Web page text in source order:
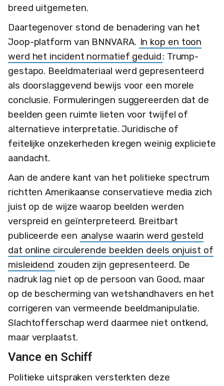
breed uitgemeten.
Daartegenover stond de benadering van het
Joop-platform van BNNVARA. In kop en toon
werd het incident normatief geduid: Trump-
gestapo. Beeldmateriaal werd gepresenteerd
als doorslaggevend bewijs voor een morele
conclusie. Formuleringen suggereerden dat de
beelden geen ruimte lieten voor twijfel of
alternatieve interpretatie. Juridische of
feitelijke onzekerheden kregen weinig expliciete
aandacht.
Aan de andere kant van het politieke spectrum
richtten Amerikaanse conservatieve media zich
juist op de wijze waarop beelden werden
verspreid en geïnterpreteerd. Breitbart
publiceerde een analyse waarin werd gesteld
dat online circulerende beelden deels onjuist of
misleidend zouden zijn gepresenteerd. De
nadruk lag niet op de persoon van Good, maar
op de bescherming van wetshandhavers en het
corrigeren van vermeende beeldmanipulatie.
Slachtofferschap werd daarmee niet ontkend,
maar verplaatst.
Vance en Schiff
Politieke uitspraken versterkten deze